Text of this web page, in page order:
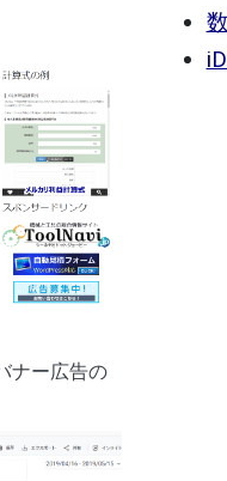
ナー広告の